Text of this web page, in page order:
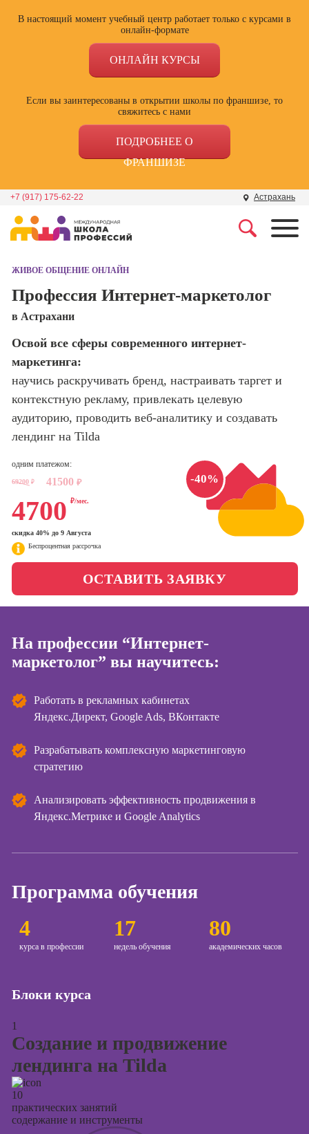
В настоящий момент учебный центр работает только с курсами в
онлайн-формате
ОНЛАЙН КУРСЫ
Если вы заинтересованы в открытии школы по франшизе, то
свяжитесь с нами
ПОДРОБНЕЕ О
ФРАНШИЗЕ
+7 (917) 175-62-22 Астрахань
Школа дизайна
программирования
Школа психологии
Школа актерского
мастерства
Школа бизнеса и
управления
Фотошкола
Школа медиа
Школа рисования
Онлайн-обучение
поисковой
продвижение
Профессия
Интернет-
маркетингу в
социальных
сетях (SMM-
менеджер)
Профессия
поисковой
сайтов)
сайтов на Tilda
Курсы
продвижения в
Курсы
ЖИВОЕ ОБЩЕНИЕ ОНЛАЙН
Профессия Интернет-маркетолог
в Астрахани
Освой все сферы современного интернет-
маркетинга:
научись раскручивать бренд, настраивать таргет и
контекстную рекламу, привлекать целевую
аудиторию, проводить веб-аналитику и создавать
лендинг на Tilda
-40%
одним платежом:
69200 ₽ 41500 ₽
4700 ₽/мес.
скидка 40% до 9 Августа
Беспроцентная рассрочка
ОСТАВИТЬ ЗАЯВКУ
На профессии “Интернет-
маркетолог” вы научитесь:
Работать в рекламных кабинетах
Яндекс.Директ, Google Ads, ВКонтакте
Разрабатывать комплексную маркетинговую
стратегию
Анализировать эффективность продвижения в
Яндекс.Метрике и Google Analytics
4
курса в профессии
17
недель обучения
80
академических часов
Программа обучения
Блоки курса
1
Создание и продвижение
лендинга на Tilda
10
практических занятий
содержание и инструменты